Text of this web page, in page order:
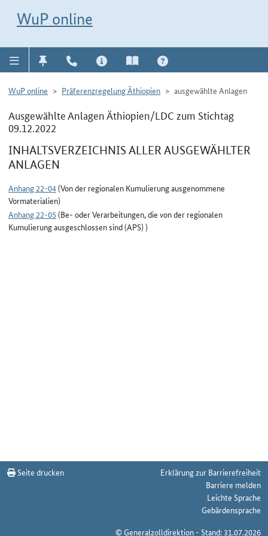
WuP online
WuP online Präferenzregelung Äthiopien ausgewählte Anlagen
Ausgewählte Anlagen Äthiopien/LDC zum Stichtag
09.12.2022
INHALTSVERZEICHNIS ALLER AUSGEWÄHLTER
ANLAGEN
Anhang 22-04(Von der regionalen Kumulierung ausgenommene
Vormaterialien)
Anhang 22-05 (Be- oder Verarbeitungen, die von der regionalen
Kumulierung ausgeschlossen sind (APS) )
Seite drucken
Erklärung zur Barrierefreiheit
Barriere melden
Leichte Sprache
Gebärdensprache
© Generalzolldirektion - Stand: 31.07.2026